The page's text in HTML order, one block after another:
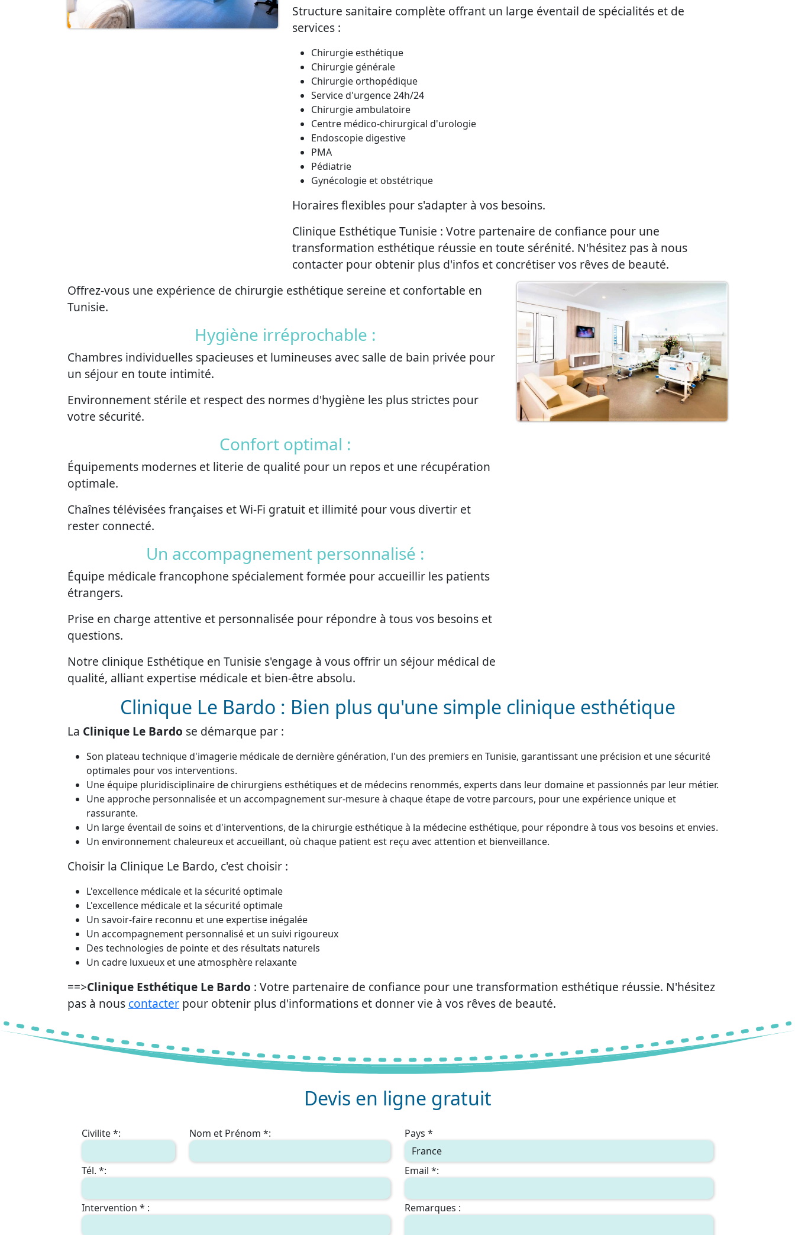
Structure sanitaire complète offrant un large éventail de spécialités et de
services :
Chirurgie esthétique
Chirurgie générale
Chirurgie orthopédique
Service d'urgence 24h/24
Chirurgie ambulatoire
Centre médico-chirurgical d'urologie
Endoscopie digestive
PMA
Pédiatrie
Gynécologie et obstétrique
Horaires flexibles pour s'adapter à vos besoins.
Clinique Esthétique Tunisie : Votre partenaire de confiance pour une
transformation esthétique réussie en toute sérénité. N'hésitez pas à nous
contacter pour obtenir plus d'infos et concrétiser vos rêves de beauté.
Offrez-vous une expérience de chirurgie esthétique sereine et confortable en
Tunisie.
Hygiène irréprochable :
Chambres individuelles spacieuses et lumineuses avec salle de bain privée pour
un séjour en toute intimité.
Environnement stérile et respect des normes d'hygiène les plus strictes pour
votre sécurité.
Confort optimal :
Équipements modernes et literie de qualité pour un repos et une récupération
optimale.
Chaînes télévisées françaises et Wi-Fi gratuit et illimité pour vous divertir et
rester connecté.
Un accompagnement personnalisé :
Équipe médicale francophone spécialement formée pour accueillir les patients
étrangers.
Prise en charge attentive et personnalisée pour répondre à tous vos besoins et
questions.
Notre clinique Esthétique en Tunisie s'engage à vous offrir un séjour médical de
qualité, alliant expertise médicale et bien-être absolu.
Clinique Le Bardo : Bien plus qu'une simple clinique esthétique
La Clinique Le Bardo se démarque par :
Son plateau technique d'imagerie médicale de dernière génération, l'un des premiers en Tunisie, garantissant une précision et une sécurité
optimales pour vos interventions.
Une équipe pluridisciplinaire de chirurgiens esthétiques et de médecins renommés, experts dans leur domaine et passionnés par leur métier.
Une approche personnalisée et un accompagnement sur-mesure à chaque étape de votre parcours, pour une expérience unique et
rassurante.
Un large éventail de soins et d'interventions, de la chirurgie esthétique à la médecine esthétique, pour répondre à tous vos besoins et envies.
Un environnement chaleureux et accueillant, où chaque patient est reçu avec attention et bienveillance.
Choisir la Clinique Le Bardo, c'est choisir :
L'excellence médicale et la sécurité optimale
L'excellence médicale et la sécurité optimale
Un savoir-faire reconnu et une expertise inégalée
Un accompagnement personnalisé et un suivi rigoureux
Des technologies de pointe et des résultats naturels
Un cadre luxueux et une atmosphère relaxante
==>Clinique Esthétique Le Bardo : Votre partenaire de confiance pour une transformation esthétique réussie. N'hésitez
pas à nous contacter pour obtenir plus d'informations et donner vie à vos rêves de beauté.
Devis en ligne gratuit
Civilite *: Nom et Prénom *:
Tél. *:
Intervention * :
Pays *
Email *:
Remarques :